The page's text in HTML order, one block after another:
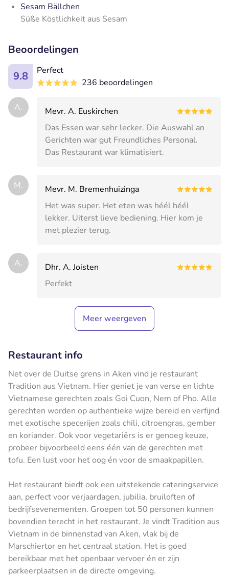
Sesam Bällchen
Süße Köstlichkeit aus Sesam
Beoordelingen
9.8
Perfect
236 beoordelingen
A.
Mevr. A. Euskirchen
Das Essen war sehr lecker. Die Auswahl an
Gerichten war gut Freundliches Personal.
Das Restaurant war klimatisiert.
M.
Mevr. M. Bremenhuizinga
Het was super. Het eten was héél héél
lekker. Uiterst lieve bediening. Hier kom je
met plezier terug.
A.
Dhr. A. Joisten
Perfekt
Meer weergeven
Restaurant info
Net over de Duitse grens in Aken vind je restaurant
Tradition aus Vietnam. Hier geniet je van verse en lichte
Vietnamese gerechten zoals Goi Cuon, Nem of Pho. Alle
gerechten worden op authentieke wijze bereid en verfijnd
met exotische specerijen zoals chili, citroengras, gember
en koriander. Ook voor vegetariërs is er genoeg keuze,
probeer bijvoorbeeld eens één van de gerechten met
tofu. Een lust voor het oog én voor de smaakpapillen.
Het restaurant biedt ook een uitstekende cateringservice
aan, perfect voor verjaardagen, jubilia, bruiloften of
bedrijfsevenementen. Groepen tot 50 personen kunnen
bovendien terecht in het restaurant. Je vindt Tradition aus
Vietnam in de binnenstad van Aken, vlak bij de
Marschiertor en het centraal station. Het is goed
bereikbaar met het openbaar vervoer én er zijn
parkeerplaatsen in de directe omgeving.